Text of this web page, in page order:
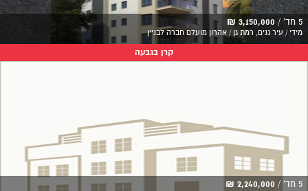
5 חד' / 3,150,000 ₪
מידי / עיר גנים, רמת גן / אהרון מועלם חברה לבניין
קרן בגבעה
5 חד' / 2,240,000 ₪